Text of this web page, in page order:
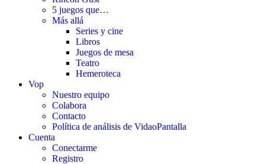
5 juegos que…
Más allá
Series y cine
Libros
Juegos de mesa
Teatro
Hemeroteca
Vop
Nuestro equipo
Colabora
Contacto
Política de análisis de VidaoPantalla
Cuenta
Conectarme
Registro